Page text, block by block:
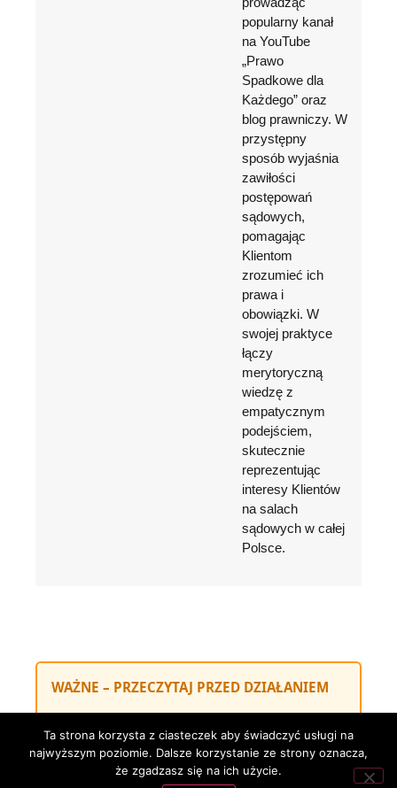
popularny kanał
na YouTube
„Prawo
Spadkowe dla
Każdego” oraz
blog prawniczy. W
przystępny
sposób wyjaśnia
zawiłości
postępowań
sądowych,
pomagając
Klientom
zrozumieć ich
prawa i
obowiązki. W
swojej praktyce
łączy
merytoryczną
wiedzę z
empatycznym
podejściem,
skutecznie
reprezentując
interesy Klientów
na salach
sądowych w całej
Polsce.
WAŻNE – PRZECZYTAJ PRZED DZIAŁANIEM
Ten artykuł ma charakter wyłącznie
informacyjnyi nie stanowi porady prawnej
ani gotowego rozwiązania dla konkretnej
Ta strona korzysta z ciasteczek aby świadczyć usługi na
najwyższym poziomie. Dalsze korzystanie ze strony oznacza,
że zgadzasz się na ich użycie.